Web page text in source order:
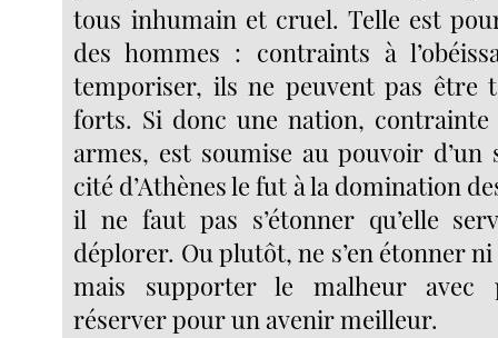
tous inhumain et cruel. Telle est
des hommes : contraints à
temporiser, ils ne peuvent pas être
forts. Si donc une nation,
armes, est soumise au pouvoir
cité d’Athènes le fut à la domination
il ne faut pas s’étonner qu’elle
déplorer. Ou plutôt, ne s’en étonner ni
mais supporter le malheur avec
réserver pour un avenir meilleur.